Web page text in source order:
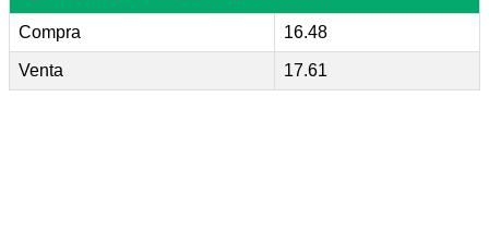
Compra 16.48
Venta 17.61